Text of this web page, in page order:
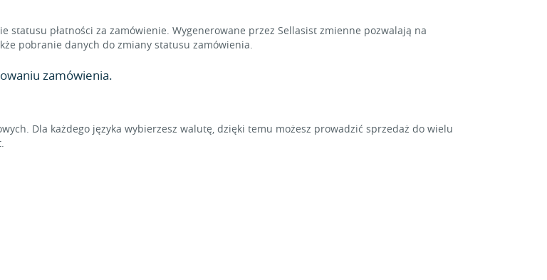
płatności za zamówienie. Wygenerowane przez Sellasist zmienne pozwalają na
pobranie danych do zmiany statusu zamówienia.
zamówienia.
Dla każdego języka wybierzesz walutę, dzięki temu możesz prowadzić sprzedaż do wielu